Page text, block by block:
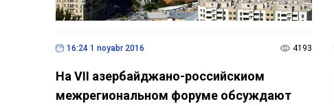
16:24 1 noyabr 2016 4193
На VII азербайджано-российскиом
межрегиональном форуме обсуждают